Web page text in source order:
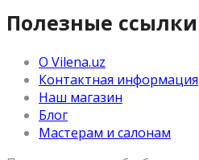
Полезные ссылки
О Vilena.uz
Контактная информация
Наш магазин
Блог
Мастерам и салонам